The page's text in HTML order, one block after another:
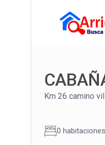
Km 26 camino
0 habitaciones